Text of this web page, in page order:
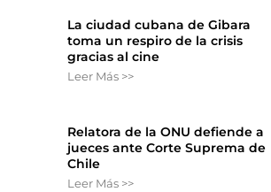
La ciudad cubana de Gibara
toma un respiro de la crisis
gracias al cine
Leer Más >>
Relatora de la ONU defiende a
jueces ante Corte Suprema de
Chile
Leer Más >>